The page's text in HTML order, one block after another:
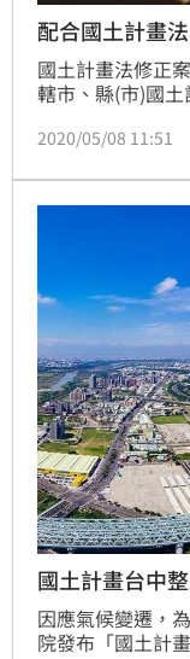
配合國土計畫
國土計畫法修正
轄市、縣(市)國
計畫法」規定，
方國土功能分區
2020/05/08 11:51
國土計畫台中
因應氣候變遷，
院發布「國土計